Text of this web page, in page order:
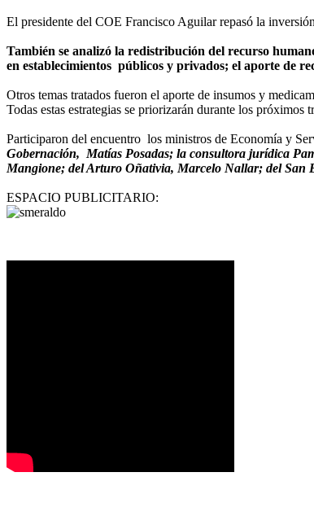
El presidente del COE Francisco Aguilar repasó la
También se analizó la redistribución del recurso
en establecimientos públicos y privados; el aporte de
Otros temas tratados fueron el aporte de insumos y
Todas estas estrategias se priorizarán durante los próximos
Participaron del encuentro los ministros de Economía y
Gobernación, Matías Posadas; la consultora jurídica
Mangione; del Arturo Oñativia, Marcelo Nallar; del San
ESPACIO PUBLICITARIO: